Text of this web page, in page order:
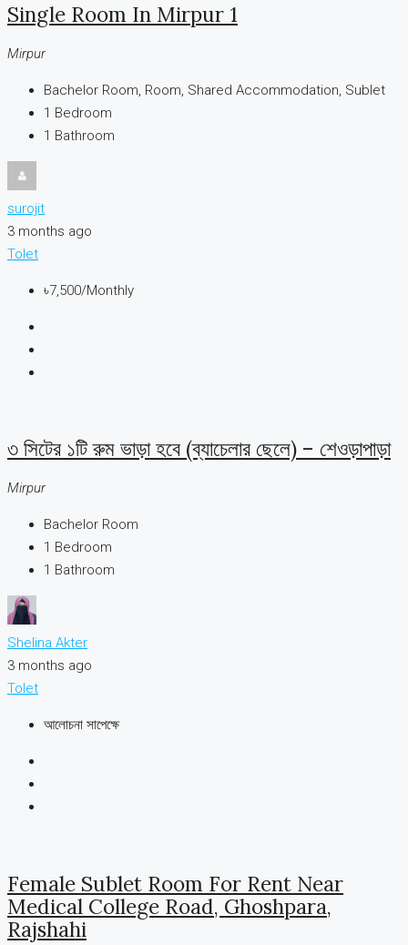
Single Room In Mirpur 1
Mirpur
Bachelor Room, Room, Shared Accommodation, Sublet
1 Bedroom
1 Bathroom
surojit
3 months ago
Tolet
৳7,500/Monthly
৩ সিটের ১টি রুম ভাড়া হবে (ব্যাচেলার ছেলে) – শেওড়াপাড়া
Mirpur
Bachelor Room
1 Bedroom
1 Bathroom
Shelina Akter
3 months ago
Tolet
আলোচনা সাপেক্ষে
Female Sublet Room For Rent Near
Medical College Road, Ghoshpara,
Rajshahi